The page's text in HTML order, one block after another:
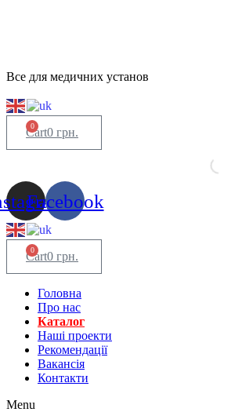
Все для медичних установ
0 грн.
0
Cart
Facebook
0 грн.
0
Cart
Головна
Про нас
Каталог
Нашi проекти
Рекомендації
Вакансiя
Контакти
Menu